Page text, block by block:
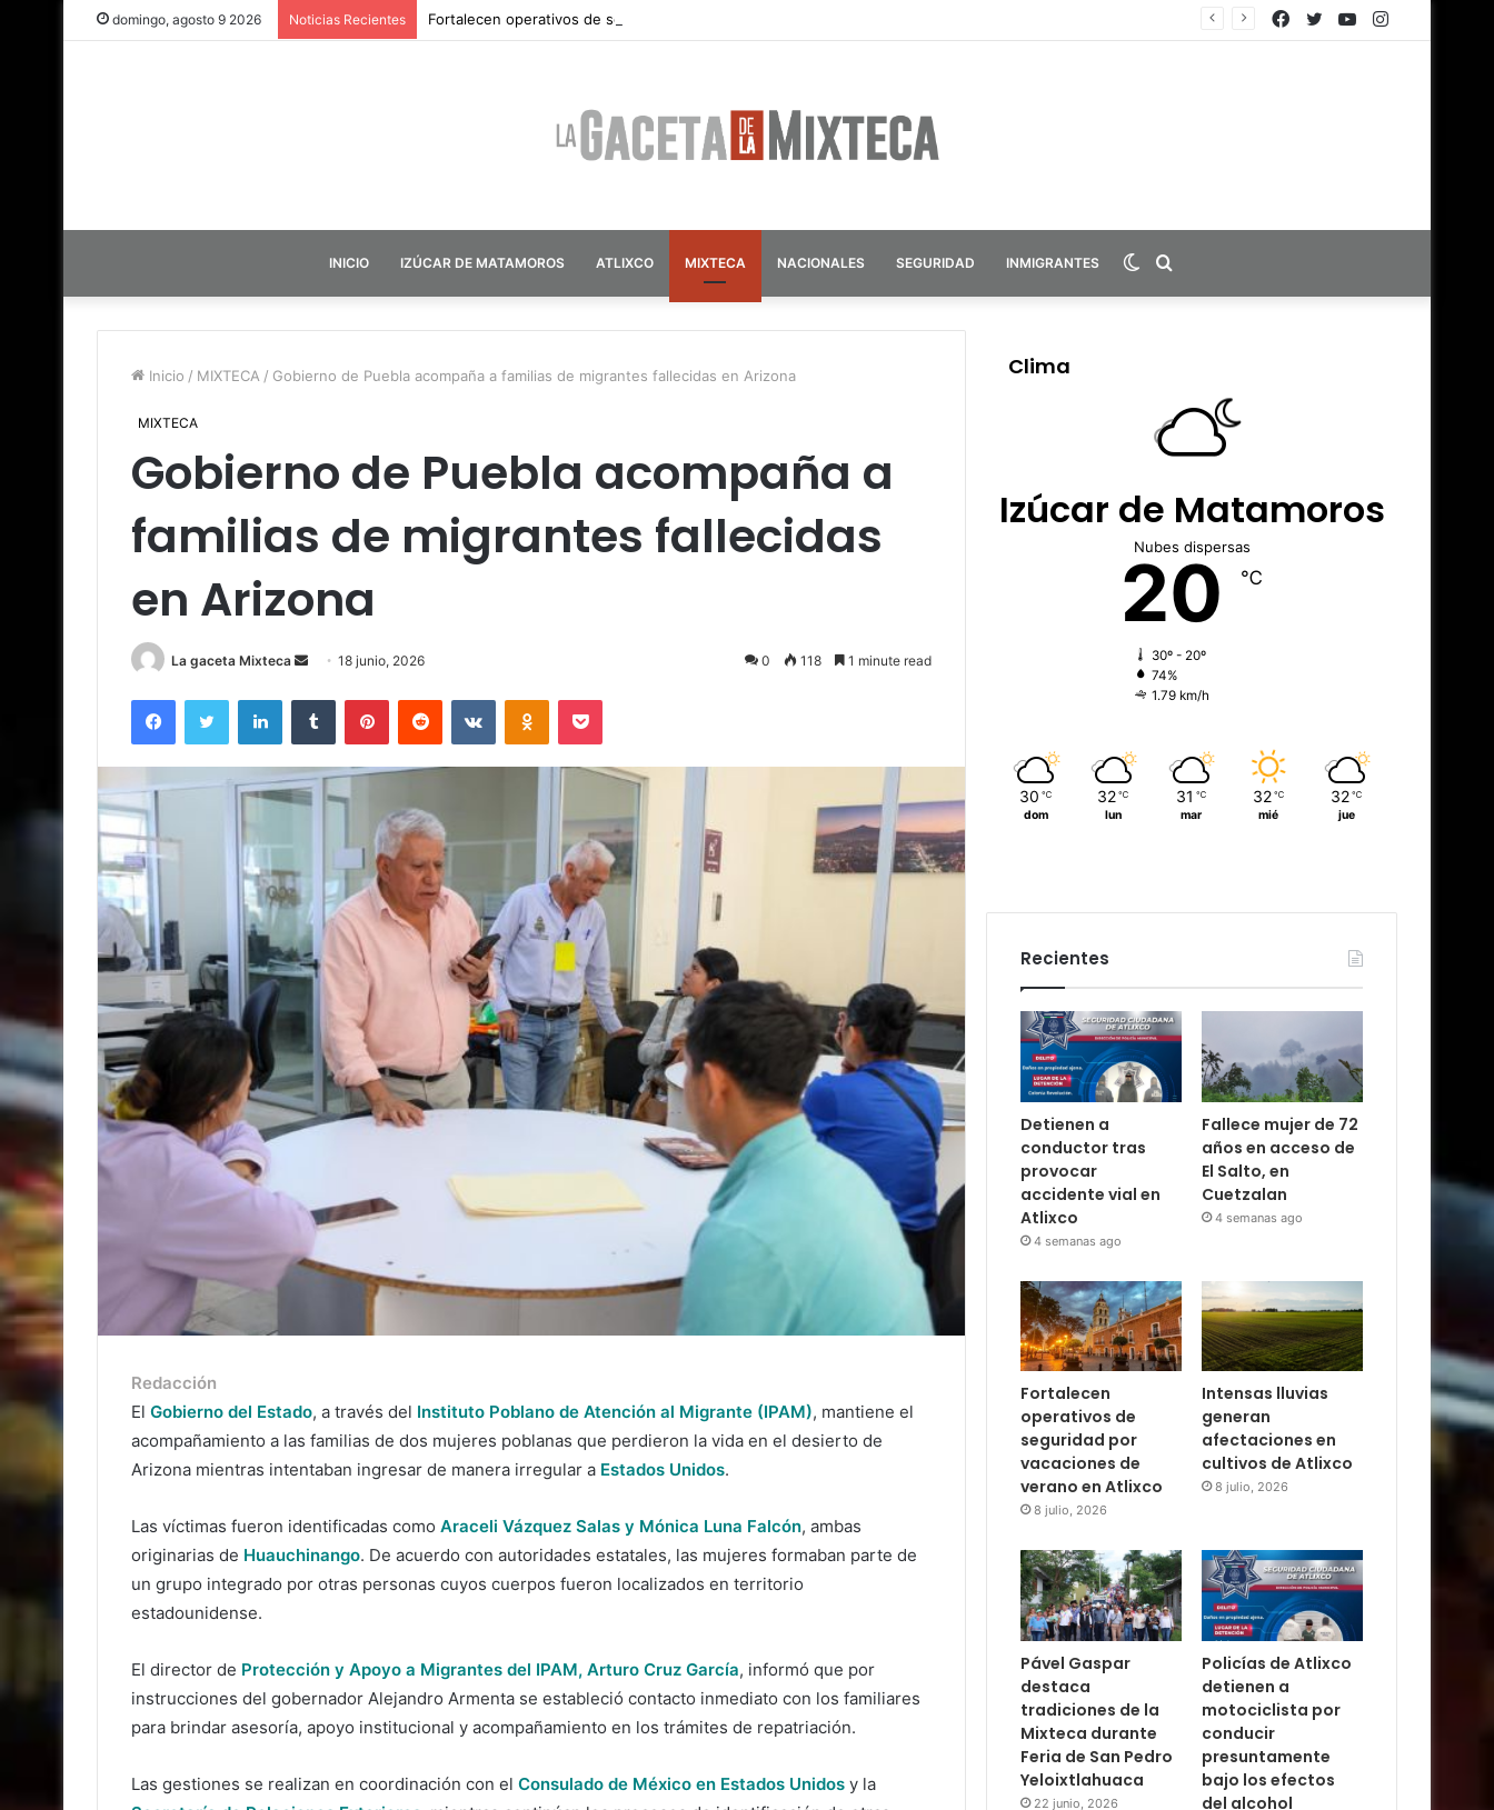
domingo, agosto 9 2026 Noticias Recientes Fortalecen operativos de seguridad por vacaciones de verano en Atlixco Instagram
YouTube
Twitter
Facebook
INICIO IZÚCAR DE MATAMOROS ATLIXCO MIXTECA NACIONALES SEGURIDAD INMIGRANTES Switch
Inicio / MIXTECA / Gobierno de Puebla acompaña a familias de migrantes fallecidas en Arizona
MIXTECA
Gobierno de Puebla acompaña a
familias de migrantes fallecidas
en Arizona
La gaceta Mixteca
Send
email
18 junio, 2026 0 118 1 minute read
FacebookTwitter LinkedInTumblr PinterestReddit VKontakteOdnoklassniki
Pocket
Redacción
El Gobierno del Estado, a través del Instituto Poblano de Atención al Migrante (IPAM), mantiene el
acompañamiento a las familias de dos mujeres poblanas que perdieron la vida en el desierto de
Arizona mientras intentaban ingresar de manera irregular a Estados Unidos.
Las víctimas fueron identificadas como Araceli Vázquez Salas y Mónica Luna Falcón, ambas
originarias de Huauchinango. De acuerdo con autoridades estatales, las mujeres formaban parte de
un grupo integrado por otras personas cuyos cuerpos fueron localizados en territorio
estadounidense.
El director de Protección y Apoyo a Migrantes del IPAM, Arturo Cruz García, informó que por
instrucciones del gobernador Alejandro Armenta se estableció contacto inmediato con los familiares
para brindar asesoría, apoyo institucional y acompañamiento en los trámites de repatriación.
Las gestiones se realizan en coordinación con el Consulado de México en Estados Unidos y la
Clima
Izúcar de Matamoros
Nubes dispersas
20 ℃
30º - 20º
74%
1.79 km/h
30 ℃
dom
32 ℃
lun
31 ℃
mar
32 ℃
mié
32 ℃
jue
Recientes
Detienen a
conductor tras
provocar
accidente vial en
Atlixco
4 semanas ago
Fallece mujer de 72
años en acceso de
El Salto, en
Cuetzalan
4 semanas ago
Fortalecen
operativos de
seguridad por
vacaciones de
verano en Atlixco
8 julio, 2026
Intensas lluvias
generan
afectaciones en
cultivos de Atlixco
8 julio, 2026
Pável Gaspar
destaca
tradiciones de la
Mixteca durante
Feria de San Pedro
Yeloixtlahuaca
22 junio, 2026
Policías de Atlixco
detienen a
motociclista por
conducir
presuntamente
bajo los efectos
del alcohol